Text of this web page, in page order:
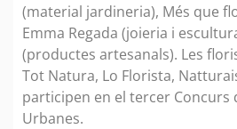
(material jardineria), Més que
Emma Regada (joieria i
(productes artesanals). Les
Tot Natura, Lo Florista,
participen en el tercer Concurs
Urbanes.